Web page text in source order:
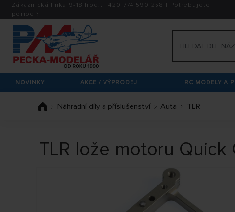
Zákaznická linka 9-18 hod.: +420 774 590 258 | Potřebujete
pomoci?
NOVINKY AKCE / VÝPRODEJ RC MODELY A
Náhradní díly a příslušenství Auta TLR
TLR lože motoru